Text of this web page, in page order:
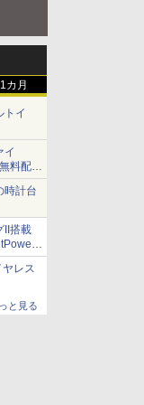
1カ月
トイ
イ
料配信
時計台
II搭載
レス
と見る